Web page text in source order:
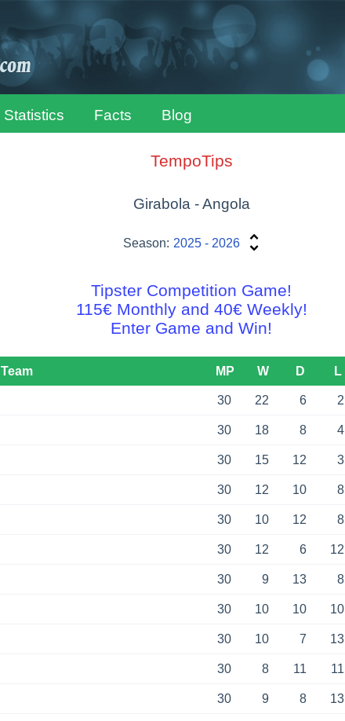
Statistics Facts Blog
TempoTips
Girabola - Angola
Season: 2025 - 2026
Tipster Competition Game!
115€ Monthly and 40€ Weekly!
Enter Game and Win!
Team MP W D L
30 22 6 2
30 18 8 4
30 15 12 3
30 12 10 8
30 10 12 8
30 12 6 12
30 9 13 8
30 10 10 10
30 10 7 13
30 8 11 11
30 9 8 13